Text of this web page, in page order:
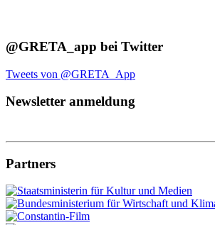
@GRETA_app bei Twitter
Tweets von @GRETA_App
Newsletter anmeldung
Partners